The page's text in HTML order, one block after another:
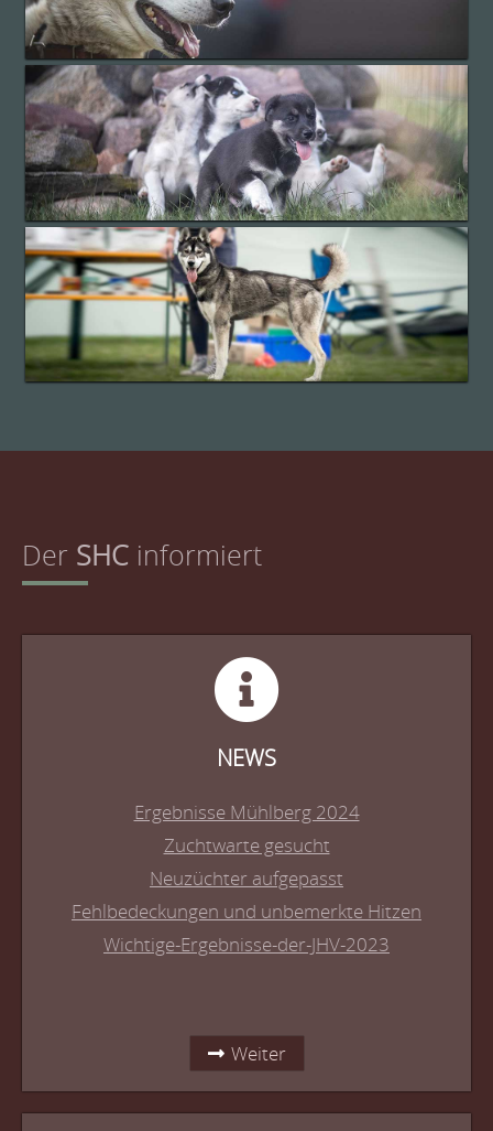
Der SHC informiert
NEWS
Ergebnisse Mühlberg 2024
Zuchtwarte gesucht
Neuzüchter aufgepasst
Fehlbedeckungen und unbemerkte Hitzen
Wichtige-Ergebnisse-der-JHV-2023
Weiter